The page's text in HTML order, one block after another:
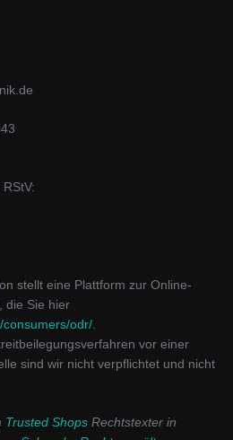
stellt eine Plattform zur Online-
die Sie hier
odr/.
vor einer
sind wir nicht verpflichtet und nicht
Trusted ShopsRechtstexter in